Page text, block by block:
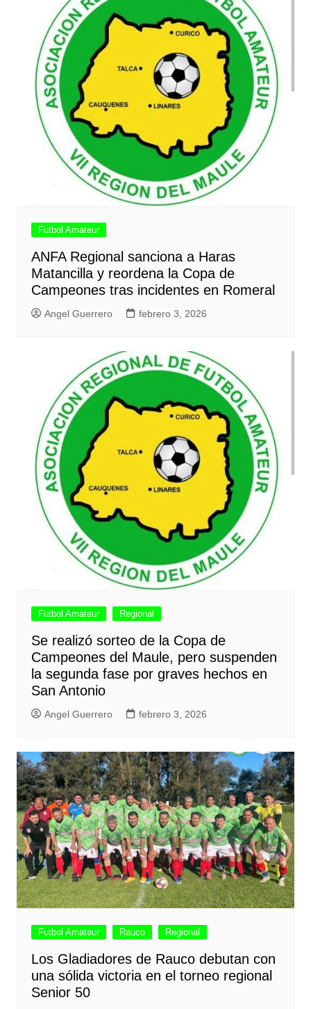
Futbol Amateur
ANFA Regional sanciona a Haras
Matancilla y reordena la Copa de
Campeones tras incidentes en Romeral
Angel Guerrero febrero 3, 2026
Futbol Amateur Regional
Se realizó sorteo de la Copa de
Campeones del Maule, pero suspenden
la segunda fase por graves hechos en
San Antonio
Angel Guerrero febrero 3, 2026
Futbol Amateur Rauco Regional
Los Gladiadores de Rauco debutan con
una sólida victoria en el torneo regional
Senior 50